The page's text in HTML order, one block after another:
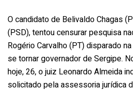
O candidato de Belivaldo Chagas
(PSD), tentou censurar pesquisa
Rogério Carvalho (PT) disparado
se tornar governador de Sergipe.
hoje, 26, o juiz Leonardo Almeida
solicitado pela assessoria jurídica